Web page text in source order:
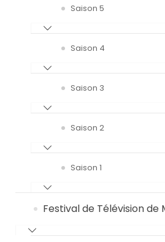
Saison 5
Saison 4
Saison 3
Saison 2
Saison 1
Festival de Télévision